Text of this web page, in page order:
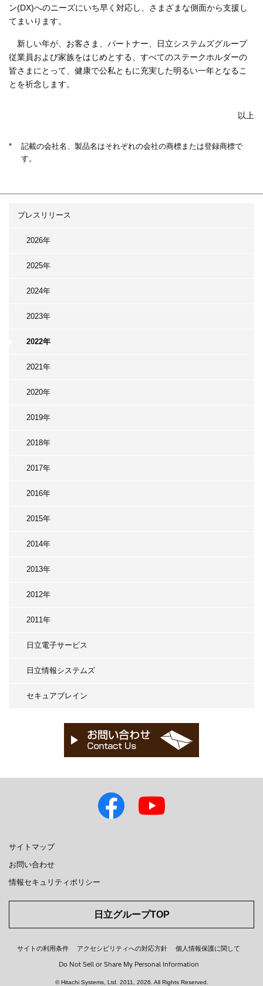
ン(DX)へのニーズにいち早く対応し、さまざまな側面から支援し
てまいります。
新しい年が、お客さま、パートナー、日立システムズグループ
従業員および家族をはじめとする、すべてのステークホルダーの
皆さまにとって、健康で公私ともに充実した明るい一年となるこ
とを祈念します。
以上
*
記載の会社名、製品名はそれぞれの会社の商標または登録商標で
す。
プレスリリース
2026年
2025年
2024年
2023年
2022年
2021年
2020年
2019年
2018年
2017年
2016年
2015年
2014年
2013年
2012年
2011年
日立電子サービス
日立情報システムズ
セキュアブレイン
サイトマップ
お問い合わせ
情報セキュリティポリシー
日立グループTOP
サイトの利用条件 アクセシビリティへの対応方針 個人情報保護に関して
Do Not Sell or Share My Personal Information
© Hitachi Systems, Ltd. 2011, 2026. All Rights Reserved.